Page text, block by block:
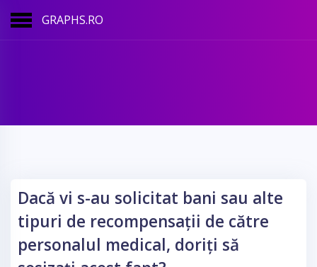
GRAPHS.RO
Dacă vi s-au solicitat bani sau alte
tipuri de recompensații de către
personalul medical, doriți să